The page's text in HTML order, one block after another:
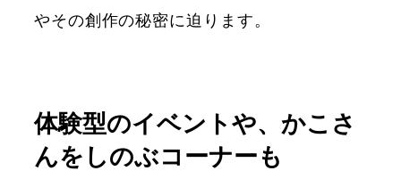
やその創作の秘密に迫ります。
体験型のイベントや、かこさ
んをしのぶコーナーも